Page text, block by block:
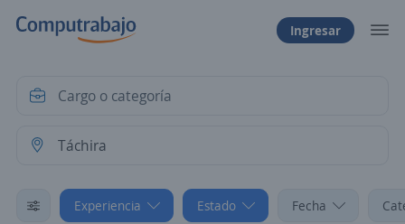
Ingresar
Experiencia Estado Fecha